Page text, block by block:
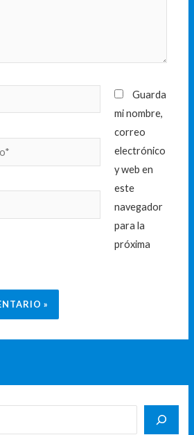
Guarda
mi nombre,
correo
electrónico
y web en
este
navegador
para la
próxima